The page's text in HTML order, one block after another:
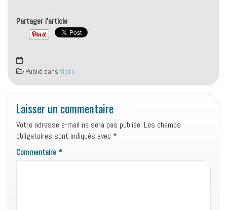
Partager l'article
Publié dans Vidéo
Laisser un commentaire
Votre adresse e-mail ne sera pas publiée. Les champs
obligatoires sont indiqués avec *
Commentaire*